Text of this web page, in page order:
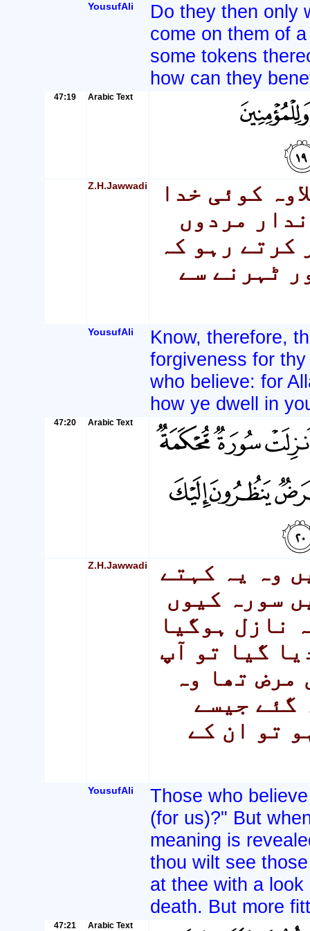
YousufAli
Do they then only
come on them of
some tokens
how can they
47:19 Arabic Text
Z.H.Jawwadi
کوئی خدا
مردوں
کرتے رہو کہ
ٹہرنے سے
YousufAli
Know, therefore,
forgiveness for
who believe: for
how ye dwell in
47:20 Arabic Text
Z.H.Jawwadi
وہ یہ کہتے
سورہ کیوں
نازل ہوگیا
گیا تو آپ
مرض تھا وہ
گئے جیسے
تو ان کے
YousufAli
Those who
(for us)?" But
meaning is
thou wilt see
at thee with a
death. But more
47:21 Arabic Text